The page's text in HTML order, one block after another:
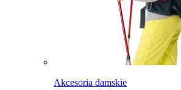
Akcesoria damskie